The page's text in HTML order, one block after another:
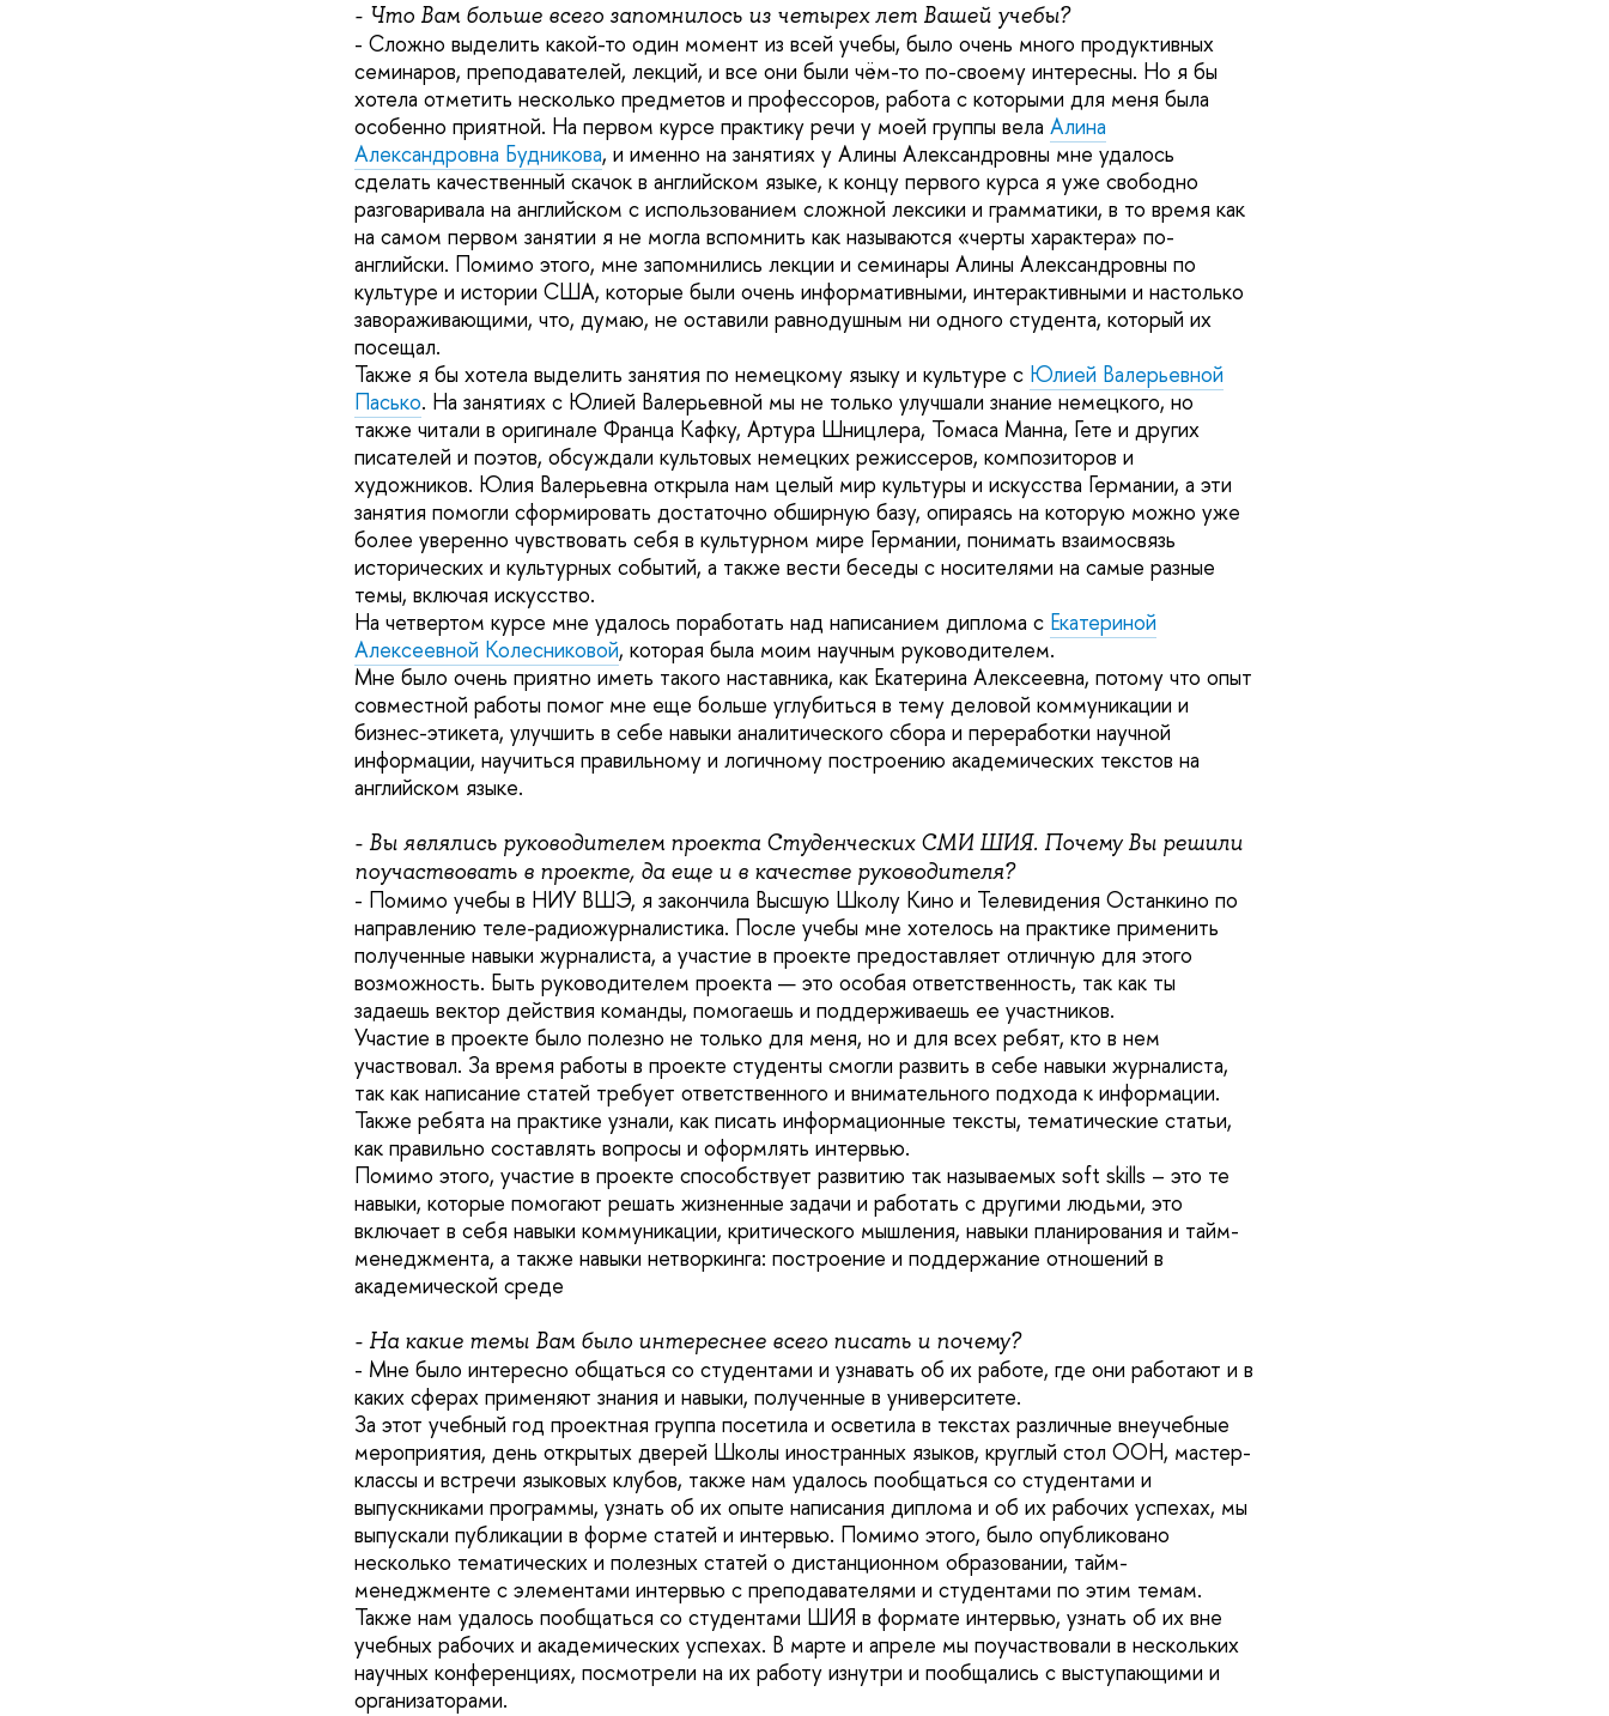
- Что Вам больше всего запомнилось из четырех лет Вашей учебы?
- Сложно выделить какой-то один момент из всей учебы, было очень много продуктивных
семинаров, преподавателей, лекций, и все они были чём-то по-своему интересны. Но я бы
хотела отметить несколько предметов и профессоров, работа с которыми для меня была
особенно приятной. На первом курсе практику речи у моей группы вела Алина
Александровна Будникова, и именно на занятиях у Алины Александровны мне удалось
сделать качественный скачок в английском языке, к концу первого курса я уже свободно
разговаривала на английском с использованием сложной лексики и грамматики, в то время как
на самом первом занятии я не могла вспомнить как называются «черты характера» по-
английски. Помимо этого, мне запомнились лекции и семинары Алины Александровны по
культуре и истории США, которые были очень информативными, интерактивными и настолько
завораживающими, что, думаю, не оставили равнодушным ни одного студента, который их
посещал.
Также я бы хотела выделить занятия по немецкому языку и культуре с Юлией Валерьевной
Пасько. На занятиях с Юлией Валерьевной мы не только улучшали знание немецкого, но
также читали в оригинале Франца Кафку, Артура Шницлера, Томаса Манна, Гете и других
писателей и поэтов, обсуждали культовых немецких режиссеров, композиторов и
художников. Юлия Валерьевна открыла нам целый мир культуры и искусства Германии, а эти
занятия помогли сформировать достаточно обширную базу, опираясь на которую можно уже
более уверенно чувствовать себя в культурном мире Германии, понимать взаимосвязь
исторических и культурных событий, а также вести беседы с носителями на самые разные
темы, включая искусство.
На четвертом курсе мне удалось поработать над написанием диплома с Екатериной
Алексеевной Колесниковой, которая была моим научным руководителем.
Мне было очень приятно иметь такого наставника, как Екатерина Алексеевна, потому что опыт
совместной работы помог мне еще больше углубиться в тему деловой коммуникации и
бизнес-этикета, улучшить в себе навыки аналитического сбора и переработки научной
информации, научиться правильному и логичному построению академических текстов на
английском языке.
- Вы являлись руководителем проекта Студенческих СМИ ШИЯ. Почему Вы решили
поучаствовать в проекте, да еще и в качестве руководителя?
- Помимо учебы в НИУ ВШЭ, я закончила Высшую Школу Кино и Телевидения Останкино по
направлению теле-радиожурналистика. После учебы мне хотелось на практике применить
полученные навыки журналиста, а участие в проекте предоставляет отличную для этого
возможность. Быть руководителем проекта — это особая ответственность, так как ты
задаешь вектор действия команды, помогаешь и поддерживаешь ее участников.
Участие в проекте было полезно не только для меня, но и для всех ребят, кто в нем
участвовал. За время работы в проекте студенты смогли развить в себе навыки журналиста,
так как написание статей требует ответственного и внимательного подхода к информации.
Также ребята на практике узнали, как писать информационные тексты, тематические статьи,
как правильно составлять вопросы и оформлять интервью.
Помимо этого, участие в проекте способствует развитию так называемых soft skills – это те
навыки, которые помогают решать жизненные задачи и работать с другими людьми, это
включает в себя навыки коммуникации, критического мышления, навыки планирования и тайм-
менеджмента, а также навыки нетворкинга: построение и поддержание отношений в
академической среде
- На какие темы Вам было интереснее всего писать и почему?
- Мне было интересно общаться со студентами и узнавать об их работе, где они работают и в
каких сферах применяют знания и навыки, полученные в университете.
За этот учебный год проектная группа посетила и осветила в текстах различные внеучебные
мероприятия, день открытых дверей Школы иностранных языков, круглый стол ООН, мастер-
классы и встречи языковых клубов, также нам удалось пообщаться со студентами и
выпускниками программы, узнать об их опыте написания диплома и об их рабочих успехах, мы
выпускали публикации в форме статей и интервью. Помимо этого, было опубликовано
несколько тематических и полезных статей о дистанционном образовании, тайм-
менеджменте с элементами интервью с преподавателями и студентами по этим темам.
Также нам удалось пообщаться со студентами ШИЯ в формате интервью, узнать об их вне
учебных рабочих и академических успехах. В марте и апреле мы поучаствовали в нескольких
научных конференциях, посмотрели на их работу изнутри и пообщались с выступающими и
организаторами.